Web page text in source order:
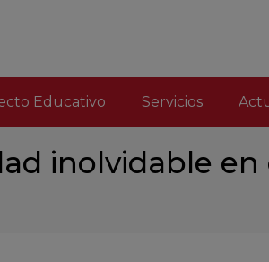
Educativo Servicios
inolvidable en